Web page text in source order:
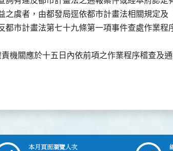
之虞者，由都發局逕依都市計畫法相關規定及
都市計畫法第七十九條第一項事件查處作業程
責機關應於十五日內依前項之作業程序稽查及通
本月頁面瀏覽人次